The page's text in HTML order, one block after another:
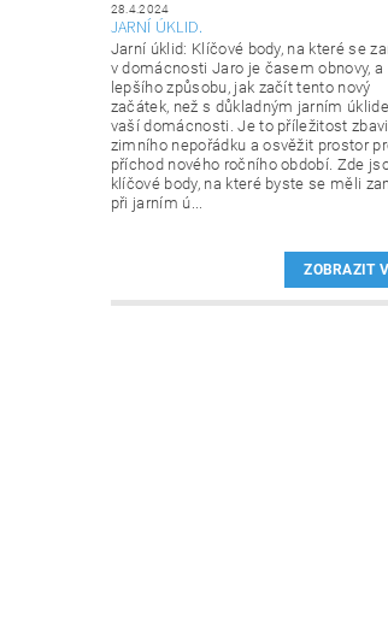
28.4.2024
JARNÍ ÚKLID.
Jarní úklid: Klíčové body, na které se
v domácnosti Jaro je časem obnovy, a
lepšího způsobu, jak začít tento nový
začátek, než s důkladným jarním
vaší domácnosti. Je to příležitost
zimního nepořádku a osvěžit prostor
příchod nového ročního období. Zde
klíčové body, na které byste se měli
při jarním ú...
ZOBRAZIT